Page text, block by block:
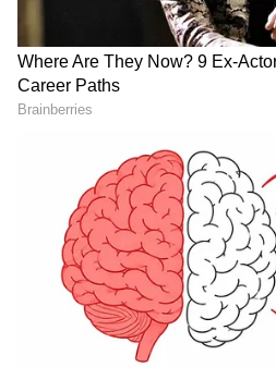
Image Credit :Google
மாருதி சுஸுகி
மாருதி சுஸுகி கிராண்ட்
இந்தியாவின்
ஹைப்ரிட் SUV-களில்
லிட்டர் பெட்ரோல்